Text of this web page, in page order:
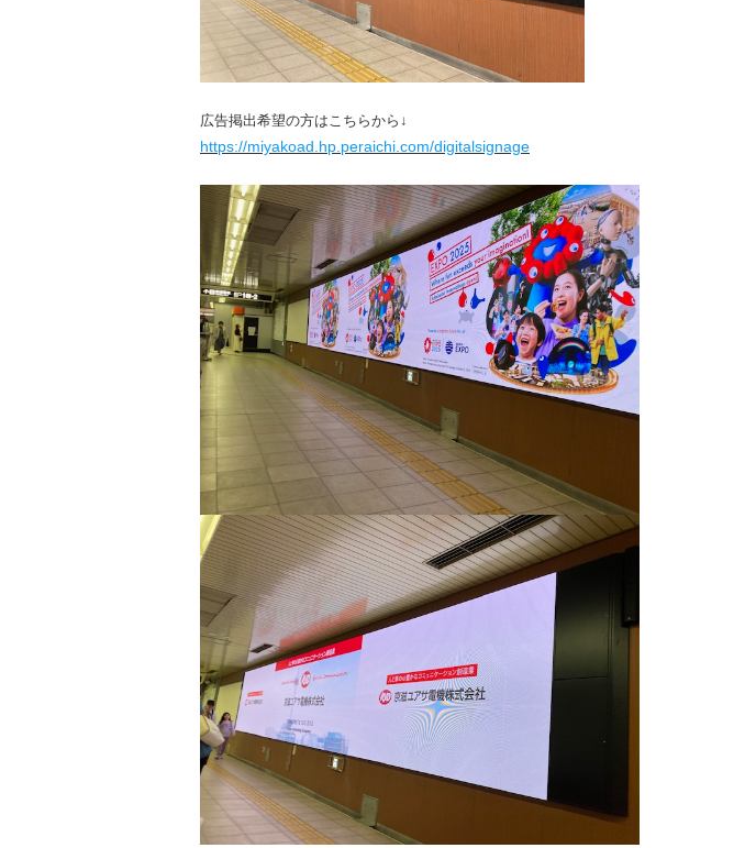
広告掲出希望の方はこちらから↓
https://miyakoad.hp.peraichi.com/digitalsignage